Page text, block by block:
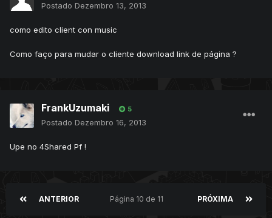
Postado Dezembro 13, 2013
como edito client con music
Como faço para mudar o cliente download link de página ?
FrankUzumaki 5
Postado Dezembro 16, 2013
Upe no 4Shared Pf !
ANTERIOR PRÓXIMA
Página 10 de 11